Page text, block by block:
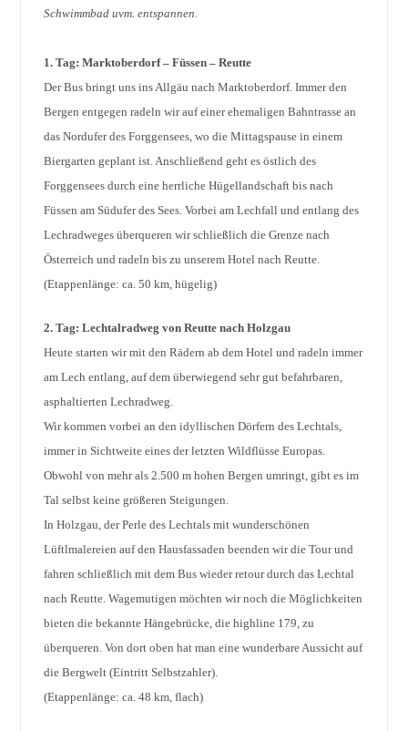
Schwimmbad uvm. entspannen.
1. Tag: Marktoberdorf – Füssen – Reutte
Der Bus bringt uns ins Allgäu nach Marktoberdorf. Immer den
Bergen entgegen radeln wir auf einer ehemaligen Bahntrasse an
das Nordufer des Forggensees, wo die Mittagspause in einem
Biergarten geplant ist. Anschließend geht es östlich des
Forggensees durch eine herrliche Hügellandschaft bis nach
Füssen am Südufer des Sees. Vorbei am Lechfall und entlang des
Lechradweges überqueren wir schließlich die Grenze nach
Österreich und radeln bis zu unserem Hotel nach Reutte.
(Etappenlänge: ca. 50 km, hügelig)
2. Tag: Lechtalradweg von Reutte nach Holzgau
Heute starten wir mit den Rädern ab dem Hotel und radeln immer
am Lech entlang, auf dem überwiegend sehr gut befahrbaren,
asphaltierten Lechradweg.
Wir kommen vorbei an den idyllischen Dörfern des Lechtals,
immer in Sichtweite eines der letzten Wildflüsse Europas.
Obwohl von mehr als 2.500 m hohen Bergen umringt, gibt es im
Tal selbst keine größeren Steigungen.
In Holzgau, der Perle des Lechtals mit wunderschönen
Lüftlmalereien auf den Hausfassaden beenden wir die Tour und
fahren schließlich mit dem Bus wieder retour durch das Lechtal
nach Reutte. Wagemutigen möchten wir noch die Möglichkeiten
bieten die bekannte Hängebrücke, die highline 179, zu
überqueren. Von dort oben hat man eine wunderbare Aussicht auf
die Bergwelt (Eintritt Selbstzahler).
(Etappenlänge: ca. 48 km, flach)